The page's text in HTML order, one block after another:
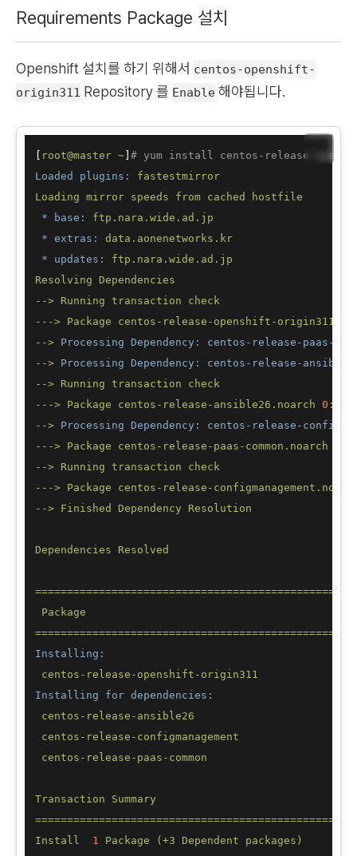
Requirements Package 설치
Openshift 설치를 하기 위해서 centos-openshift-
origin311 Repository 를 Enable 해야됩니다.
[ root@master ~] # yum install centos-release-
Loaded plugins:
fastestmirror
Loading mirror speeds from cached
hostfile
* base:
ftp.nara.wide.ad.jp
* extras:
data.aonenetworks.kr
* updates:
ftp.nara.wide.ad.jp
Resolving
Dependencies
-->
Running transaction
check
--->
Package
centos-release-openshift-
-->
Processing Dependency: centos-release-paas-
-->
Processing Dependency: centos-release-
-->
Running transaction
check
--->
Package centos-release-ansible26.noarch 0 :1-
-->
Processing Dependency: centos-release-
--->
Package centos-release-paas-common.noarch
-->
Running transaction
check
--->
Package
centos-release-
-->
Finished Dependency Resolution
Dependencies Resolved
Package
Installing:
centos-release-openshift-origin311
Installing for dependencies:
centos-release-ansible26
centos-release-configmanagement
centos-release-paas-common
Transaction
Summary
Install
1 Package (+3 Dependent packages)